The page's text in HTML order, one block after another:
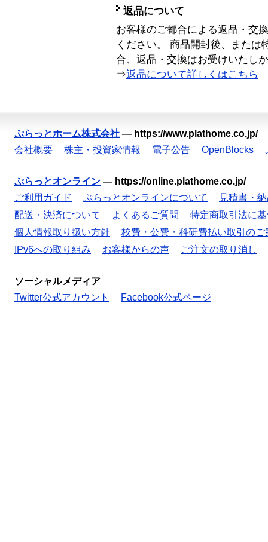
返品について
お客様のご都合による返品・交
ください。 商品開封後、または
合、返品・交換はお受けいたし
⇒返品について詳しくはこちら
ぷらっとホーム株式会社 — https://www.plathome.co.jp/
会社概要
株主・投資家情報 電子公告 OpenBlocks
ぷらっとオンライン — https://online.plathome.co.jp/
ご利用ガイド
ぷらっとオンラインについて
見積書・
配送・決済について
よくあるご質問
特定商取引法に
個人情報取り扱い方針
校費・公費・科研費払い取引のご
IPv6への取り組み
お客様からの声 ご注文の取り消し
ソーシャルメディア
Twitter公式アカウント
Facebook公式ページ